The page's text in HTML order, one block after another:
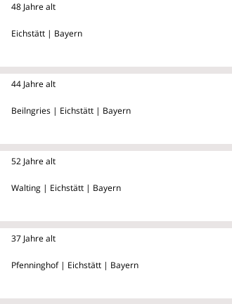
48 Jahre alt
Eichstätt | Bayern
44 Jahre alt
Beilngries | Eichstätt | Bayern
52 Jahre alt
Walting | Eichstätt | Bayern
37 Jahre alt
Pfenninghof | Eichstätt | Bayern